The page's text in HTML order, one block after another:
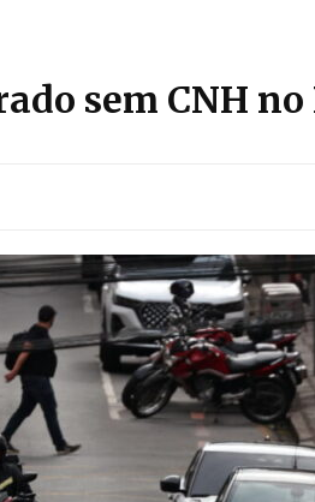
sem CNH no